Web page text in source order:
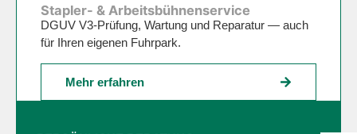
Stapler- & Arbeitsbühnenservice
DGUV V3-Prüfung, Wartung und Reparatur — auch
für Ihren eigenen Fuhrpark.
Mehr erfahren